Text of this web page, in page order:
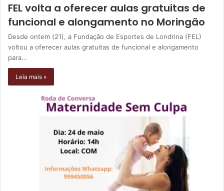
FEL volta a oferecer aulas gratuitas de
funcional e alongamento no Moringão
Desde ontem (21), a Fundação de Esportes de Londrina (FEL)
voltou a oferecer aulas gratuitas de funcional e alongamento
para…
Leia mais »